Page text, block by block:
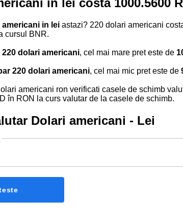
in lei costa 1000.5600
americani in lei astazi? 220 dolari americani
cursul BNR.
220 dolari americani, cel mai mare pret este de
220 dolari americani, cel mai mic pret este de
americani ron verificati casele de schimb
în RON la curs valutar de la casele de schimb.
Dolari americani - Lei